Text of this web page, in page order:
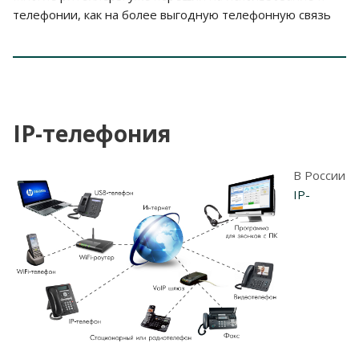
телефонии, как на более выгодную телефонную связь
IP-телефония
В России
IP-